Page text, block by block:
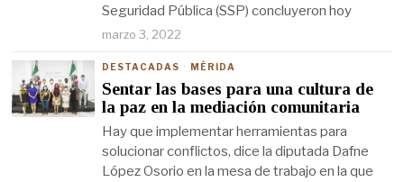
Seguridad Pública (SSP) concluyeron hoy
marzo 3, 2022
DESTACADAS · MÉRIDA
Sentar las bases para una cultura de
la paz en la mediación comunitaria
Hay que implementar herramientas para
solucionar conflictos, dice la diputada Dafne
López Osorio en la mesa de trabajo en la que